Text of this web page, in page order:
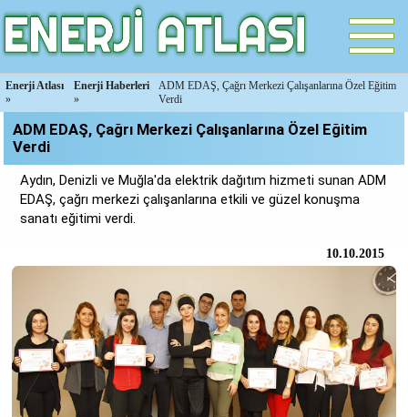
Enerji Atlası
»
Enerji Haberleri
»
ADM EDAŞ, Çağrı Merkezi Çalışanlarına Özel Eğitim
Verdi
ADM EDAŞ, Çağrı Merkezi Çalışanlarına Özel Eğitim
Verdi
Aydın, Denizli ve Muğla'da elektrik dağıtım hizmeti sunan ADM
EDAŞ, çağrı merkezi çalışanlarına etkili ve güzel konuşma
sanatı eğitimi verdi.
10.10.2015